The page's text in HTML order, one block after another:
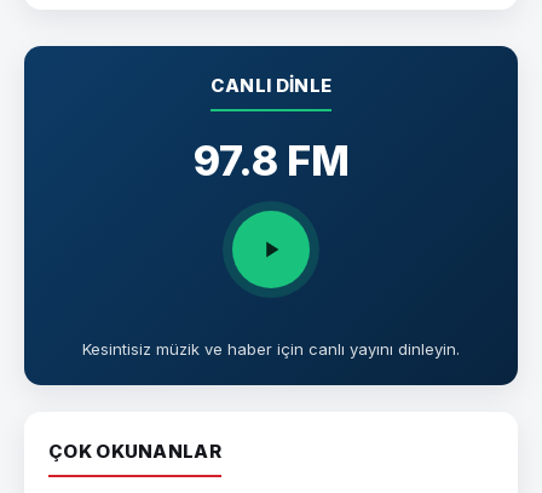
CANLI DINLE
97.8 FM
Kesintisiz müzik ve haber için canlı yayını dinleyin.
ÇOK OKUNANLAR